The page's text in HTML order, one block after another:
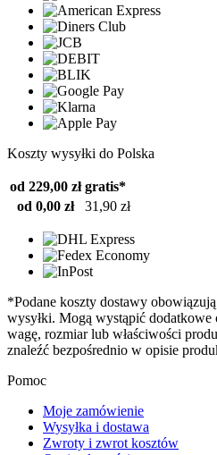
Koszty wysyłki do Polska
od 229,00 zł gratis*
od 0,00 zł
31,90 zł
*Podane koszty dostawy
wysyłki. Mogą wystąpić dodatkowe
wagę, rozmiar lub właściwości
znaleźć bezpośrednio w opisie
Pomoc
Moje zamówienie
Wysyłka i dostawa
Zwroty i zwrot kosztów